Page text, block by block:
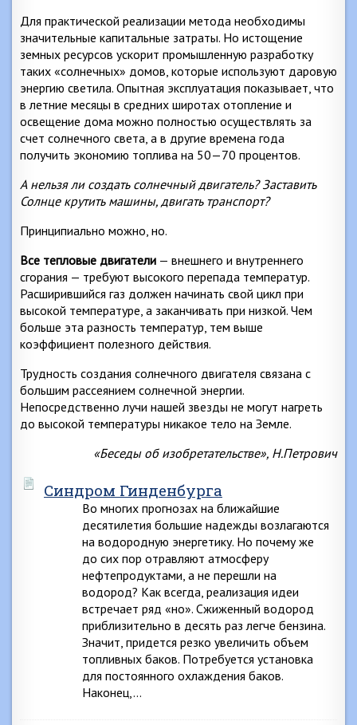
Для практической реализации метода необходимы
значительные капитальные затраты. Но истощение
земных ресурсов ускорит промышленную разработку
таких «солнечных» домов, которые используют даровую
энергию светила. Опытная эксплуатация показывает, что
в летние месяцы в средних широтах отопление и
освещение дома можно полностью осуществлять за
счет солнечного света, а в другие времена года
получить экономию топлива на 50—70 процентов.
А нельзя ли создать солнечный двигатель? Заставить
Солнце крутить машины, двигать транспорт?
Принципиально можно, но.
Все тепловые двигатели — внешнего и внутреннего
сгорания — требуют высокого перепада температур.
Расширившийся газ должен начинать свой цикл при
высокой температуре, а заканчивать при низкой. Чем
больше эта разность температур, тем выше
коэффициент полезного действия.
Трудность создания солнечного двигателя связана с
большим рассеянием солнечной энергии.
Непосредственно лучи нашей звезды не могут нагреть
до высокой температуры никакое тело на Земле.
«Беседы об изобретательстве», Н.Петрович
Синдром Гинденбурга
Во многих прогнозах на ближайшие
десятилетия большие надежды возлагаются
на водородную энергетику. Но почему же
до сих пор отравляют атмосферу
нефтепродуктами, а не перешли на
водород? Как всегда, реализация идеи
встречает ряд «но». Сжиженный водород
приблизительно в десять раз легче бензина.
Значит, придется резко увеличить объем
топливных баков. Потребуется установка
для постоянного охлаждения баков.
Наконец,…